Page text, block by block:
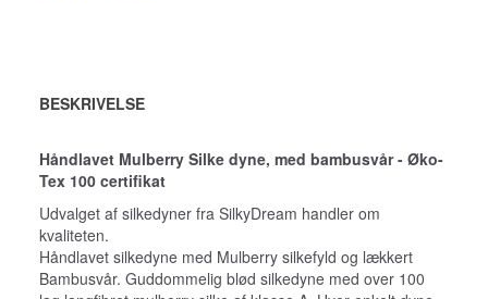
BESKRIVELSE
Håndlavet Mulberry Silke dyne, med bambusvår - Øko-
Tex 100 certifikat
Udvalget af silkedyner fra SilkyDream handler om
kvaliteten.
Håndlavet silkedyne med Mulberry silkefyld og lækkert
Bambusvår. Guddommelig blød silkedyne med over 100